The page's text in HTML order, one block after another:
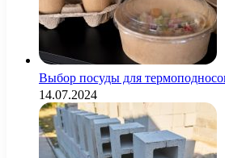
Выбор посуды для
14.07.2024